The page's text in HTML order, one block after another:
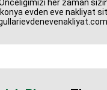
her zaman
evden eve nakliyat